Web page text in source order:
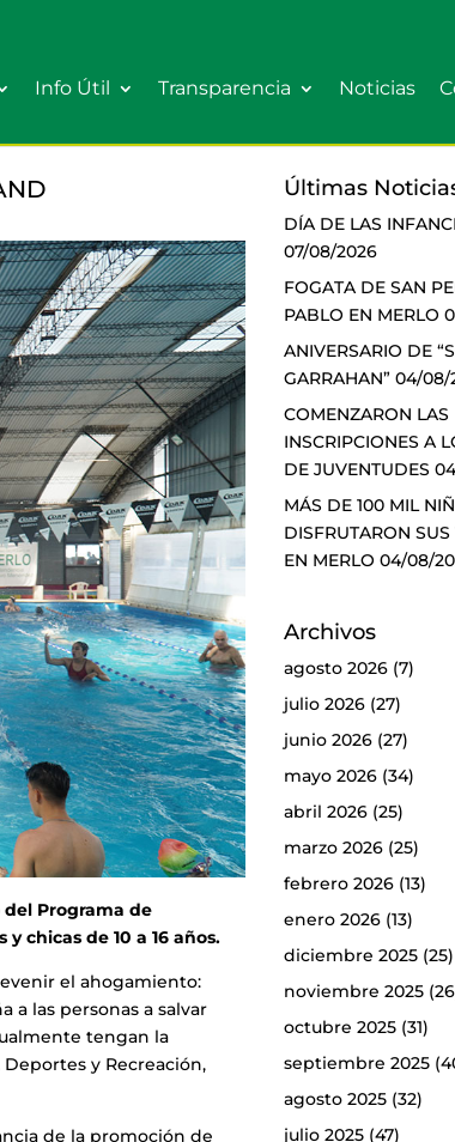
Info Útil Transparencia Noticias
Programa de
chicas de 10 a 16 años.
el ahogamiento:
a las personas a salvar
tengan la
y Recreación,
de la promoción de
Últimas
DÍA DE LAS
07/08/2026
FOGATA DE SAN
PABLO EN MERLO
ANIVERSARIO DE
GARRAHAN” 04/08/
COMENZARON LAS
INSCRIPCIONES A
DE JUVENTUDES
MÁS DE 100 MIL
DISFRUTARON
EN MERLO 04/08/
Archivos
agosto 2026(7)
julio 2026(27)
junio 2026(27)
mayo 2026(34)
abril 2026(25)
marzo 2026(25)
febrero 2026(13)
enero 2026(13)
diciembre 2025(25)
noviembre 2025
octubre 2025(31)
septiembre 2025
agosto 2025(32)
julio 2025(47)